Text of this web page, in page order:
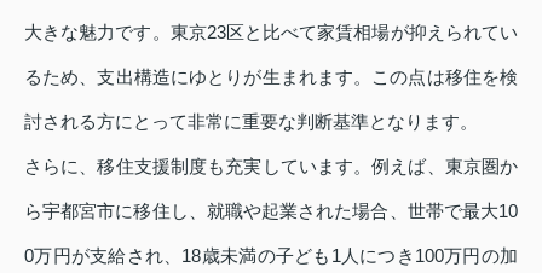
大きな魅力です。東京23区と比べて家賃相場が抑えられてい
るため、支出構造にゆとりが生まれます。この点は移住を検
討される方にとって非常に重要な判断基準となります。
さらに、移住支援制度も充実しています。例えば、東京圏か
ら宇都宮市に移住し、就職や起業された場合、世帯で最大10
0万円が支給され、18歳未満の子ども1人につき100万円の加